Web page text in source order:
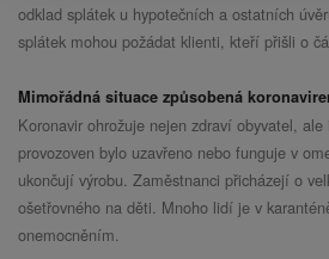
odklad splátek u hypotečních a ostatních
splátek mohou požádat klienti, kteří přišli o
Mimořádná situace způsobená
Koronavir ohrožuje nejen zdraví obyvatel,
provozoven bylo uzavřeno nebo funguje v
ukončují výrobu. Zaměstnanci přicházejí o
ošetřovného na děti. Mnoho lidí je v
onemocněním.